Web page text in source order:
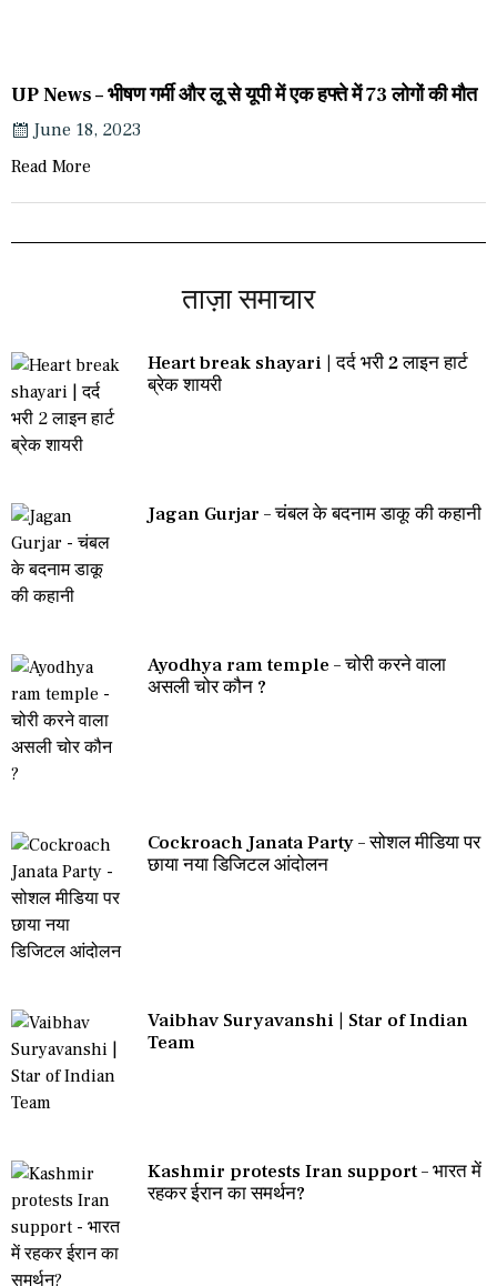
UP News – भीषण गर्मी और लू से यूपी में एक हफ्ते में 73 लोगों की मौत
June 18, 2023
Read More
ताज़ा समाचार
Heart break shayari | दर्द भरी 2 लाइन हार्ट
ब्रेक शायरी
Jagan Gurjar – चंबल के बदनाम डाकू की कहानी
Ayodhya ram temple – चोरी करने वाला
असली चोर कौन ?
Cockroach Janata Party – सोशल मीडिया पर
छाया नया डिजिटल आंदोलन
Vaibhav Suryavanshi | Star of Indian
Team
Kashmir protests Iran support – भारत में
रहकर ईरान का समर्थन?